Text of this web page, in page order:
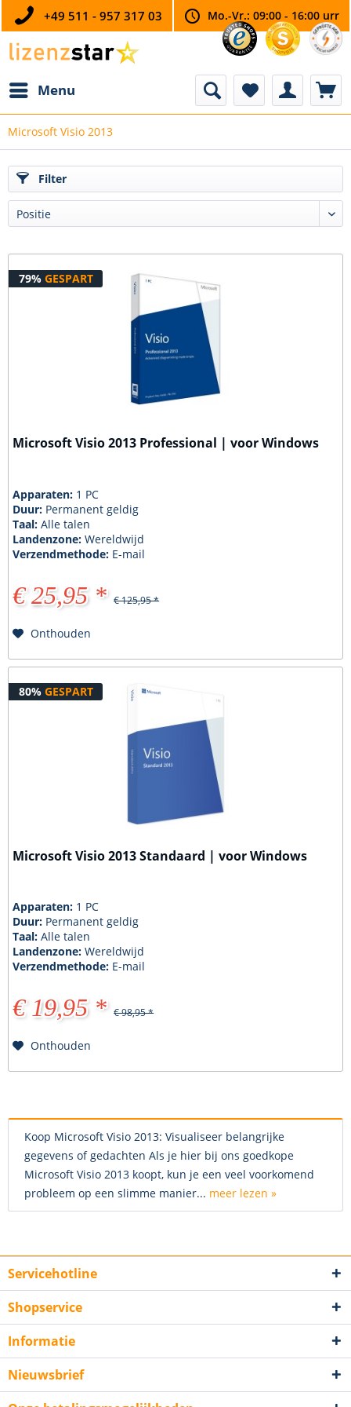
+49 511 - 957 317 03 Mo.-Vr.: 09:00 - 16:00 urr
Menu
Microsoft Visio 2013
Filter
79% GESPART
Microsoft Visio 2013 Professional | voor Windows
Apparaten: 1 PC
Duur: Permanent geldig
Taal:Alle talen
Landenzone:Wereldwijd
Verzendmethode: E-mail
€ 25,95 * € 125,95 *
Onthouden
80% GESPART
Microsoft Visio 2013 Standaard | voor Windows
Apparaten: 1 PC
Duur: Permanent geldig
Taal:Alle talen
Landenzone:Wereldwijd
Verzendmethode: E-mail
€ 19,95 * € 98,95 *
Onthouden
Koop Microsoft Visio 2013: Visualiseer belangrijke
gegevens of gedachten Als je hier bij ons goedkope
Microsoft Visio 2013 koopt, kun je een veel voorkomend
probleem op een slimme manier... meer lezen »
Servicehotline
Shopservice
Informatie
Nieuwsbrief